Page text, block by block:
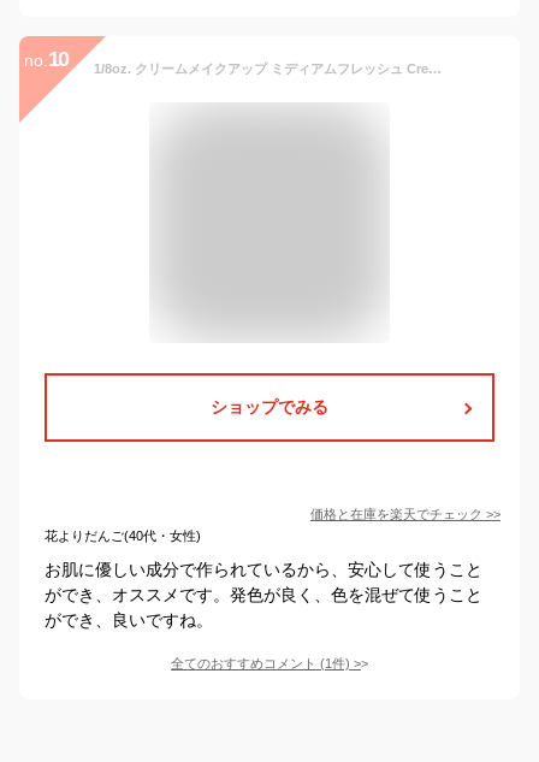
no. 10 1/8oz. クリームメイクアップ ミディアムフレッシュ Cream Makeup, Medium Flesh, (0.125oz/7g) CC067 | 肌色 ライニングカラー ドーラン フェイスペイント コスプレ ハロウィン パーティー 仮装 特殊メイク
ショップでみる
価格と在庫を楽天でチェック >>
花よりだんご(40代・女性)
お肌に優しい成分で作られているから、安心して使うこと
ができ、オススメです。発色が良く、色を混ぜて使うこと
ができ、良いですね。
全てのおすすめコメント (1件) >